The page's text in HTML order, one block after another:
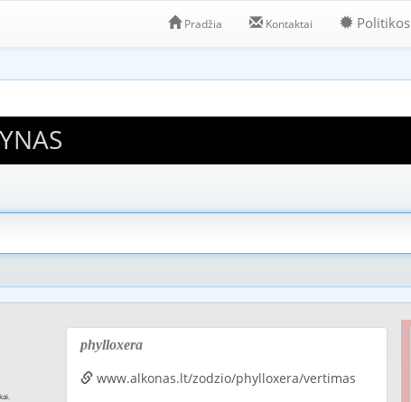
Pradžia Kontaktai Politikos
phylloxera
www.alkonas.lt/zodzio/phylloxera/vertimas